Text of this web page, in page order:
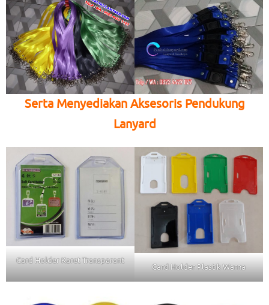
Serta Menyediakan Aksesoris Pendukung
Lanyard
Card Holder Karet Transparant
Card Holder Plastik Warna